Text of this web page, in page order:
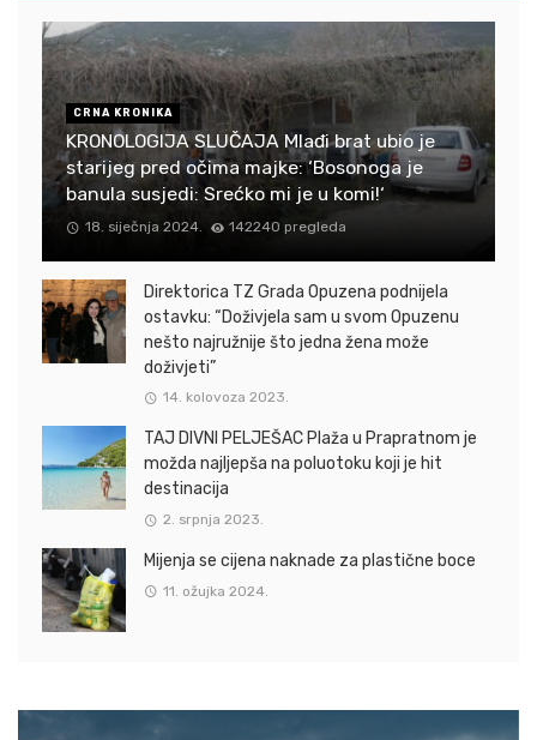
CRNA KRONIKA
KRONOLOGIJA SLUČAJA Mlađi brat ubio je
starijeg pred očima majke: ‘Bosonoga je
banula susjedi: Srećko mi je u komi!‘
18. siječnja 2024. 142240 pregleda
Direktorica TZ Grada Opuzena podnijela
ostavku: “Doživjela sam u svom Opuzenu
nešto najružnije što jedna žena može
doživjeti”
14. kolovoza 2023.
TAJ DIVNI PELJEŠAC Plaža u Prapratnom je
možda najljepša na poluotoku koji je hit
destinacija
2. srpnja 2023.
Mijenja se cijena naknade za plastične boce
11. ožujka 2024.